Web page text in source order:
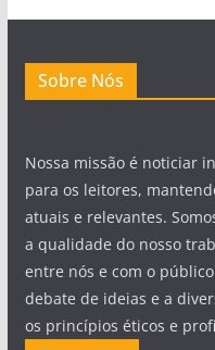
Sobre Nós
Nossa missão é noticiar
para os leitores,
atuais e relevantes.
a qualidade do nosso
entre nós e com o
debate de ideias e a
os princípios éticos e